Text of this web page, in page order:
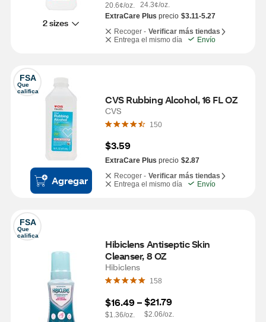
2 sizes
20.6¢/oz.
24.3¢/oz.
ExtraCare Plus precio $3.11-5.27
Recoger - Verificar más tiendas
Entrega el mismo día
Envío
FSA
Que
califica
Agregar
CVS Rubbing Alcohol, 16 FL OZ
CVS
150
$3.59
ExtraCare Plus precio $2.87
Recoger - Verificar más tiendas
Entrega el mismo día
Envío
FSA
Que
califica
Hibiclens Antiseptic Skin
Cleanser, 8 OZ
Hibiclens
158
$16.49 –
$1.36/oz.
$21.79
$2.06/oz.